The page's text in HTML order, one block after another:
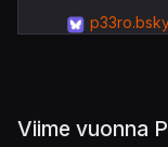
Viime vuonna